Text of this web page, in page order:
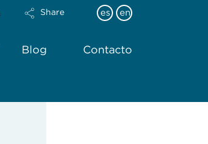
Share es en
Blog Contacto